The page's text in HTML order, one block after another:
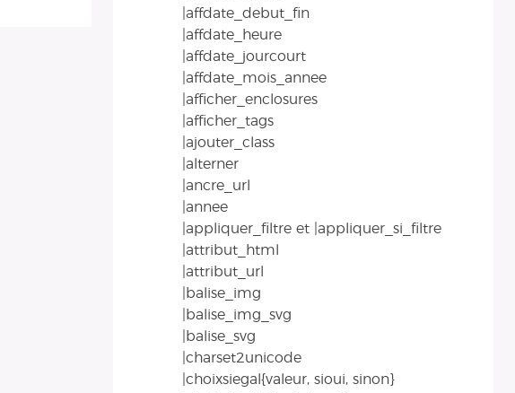
|affdate_debut_fin
|affdate_heure
|affdate_jourcourt
|affdate_mois_annee
|afficher_enclosures
|afficher_tags
|ajouter_class
|alterner
|ancre_url
|annee
|appliquer_filtre et |appliquer_si_filtre
|attribut_html
|attribut_url
|balise_img
|balise_img_svg
|balise_svg
|charset2unicode
|choixsiegal{valeur, sioui, sinon}